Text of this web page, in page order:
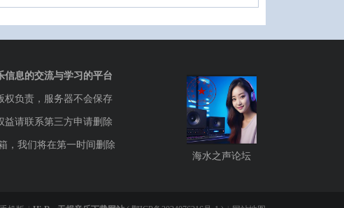
信息的交流与学习的平台
权负责，服务器不会保存
益请联系第三方申请删除
，我们将在第一时间删除
海水之声论坛